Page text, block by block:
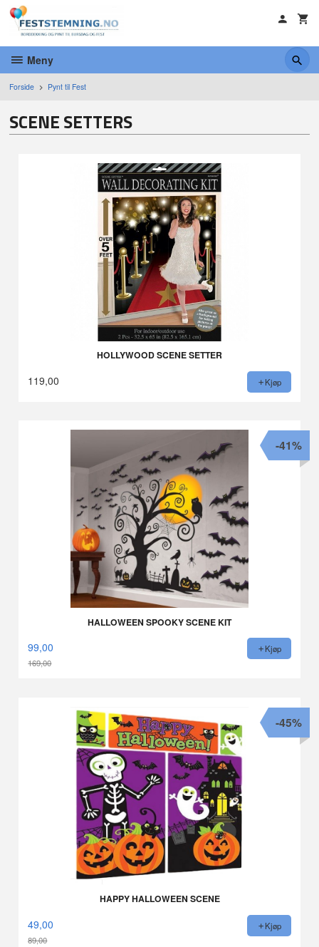
Gå
innholdet
Meny
Forside Pynt til Fest
SCENE SETTERS
HOLLYWOOD SCENE SETTER
119,00 Kjøp
HALLOWEEN SPOOKY SCENE KIT
99,00
169,00
-41%
Kjøp
HAPPY HALLOWEEN SCENE
49,00
89,00
-45%
Kjøp